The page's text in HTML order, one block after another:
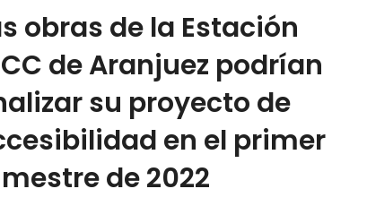
obras de la Estación
de Aranjuez podrían
su proyecto de
en el primer
de 2022